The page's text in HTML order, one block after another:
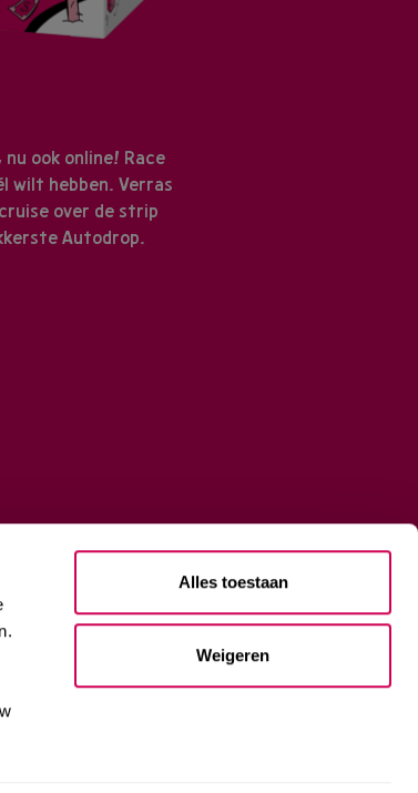
Alles toestaan
Weigeren
ook online! Race
wilt hebben. Verras
over de strip
Autodrop.
DE AUTODROP NIEUWSFLITS?